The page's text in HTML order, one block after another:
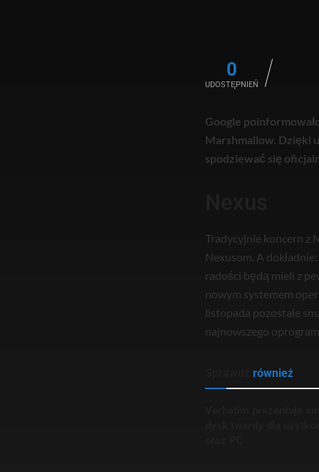
0
UDOSTĘPNIEŃ
Google
Marshmallow. Dzięki
spodziewać się
Tradycyjnie koncern z
Nexusom. A
radości będą mieli z
nowym systemem
listopada pozostałe
najnowszego
również